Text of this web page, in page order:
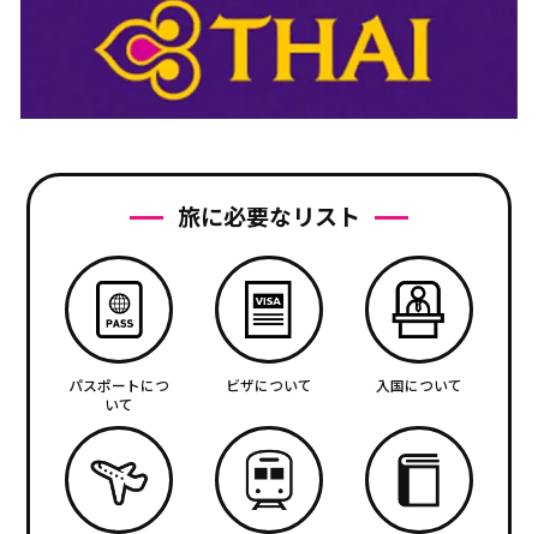
旅に必要なリスト
パスポートにつ
いて
ビザについて 入国について